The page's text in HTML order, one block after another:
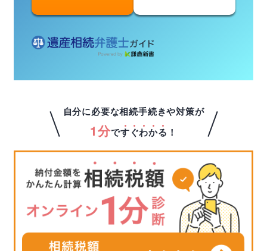
自分に必要な相続手続きや対策が
1分ですぐわかる ！